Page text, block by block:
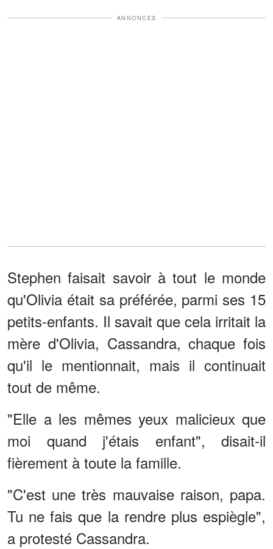
ANNONCES
Stephen faisait savoir à tout le monde
qu'Olivia était sa préférée, parmi ses 15
petits-enfants. Il savait que cela irritait la
mère d'Olivia, Cassandra, chaque fois
qu'il le mentionnait, mais il continuait
tout de même.
"Elle a les mêmes yeux malicieux que
moi quand j'étais enfant", disait-il
fièrement à toute la famille.
"C'est une très mauvaise raison, papa.
Tu ne fais que la rendre plus espiègle",
a protesté Cassandra.